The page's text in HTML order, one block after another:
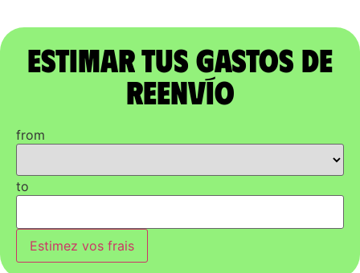
Estimar tus gastos de
reenvío
from
to
Estimez vos frais